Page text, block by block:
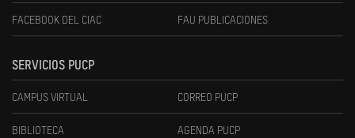
FACEBOOK DEL CIAC FAU PUBLICACIONES
SERVICIOS PUCP
CAMPUS VIRTUAL CORREO PUCP
BIBLIOTECA AGENDA PUCP